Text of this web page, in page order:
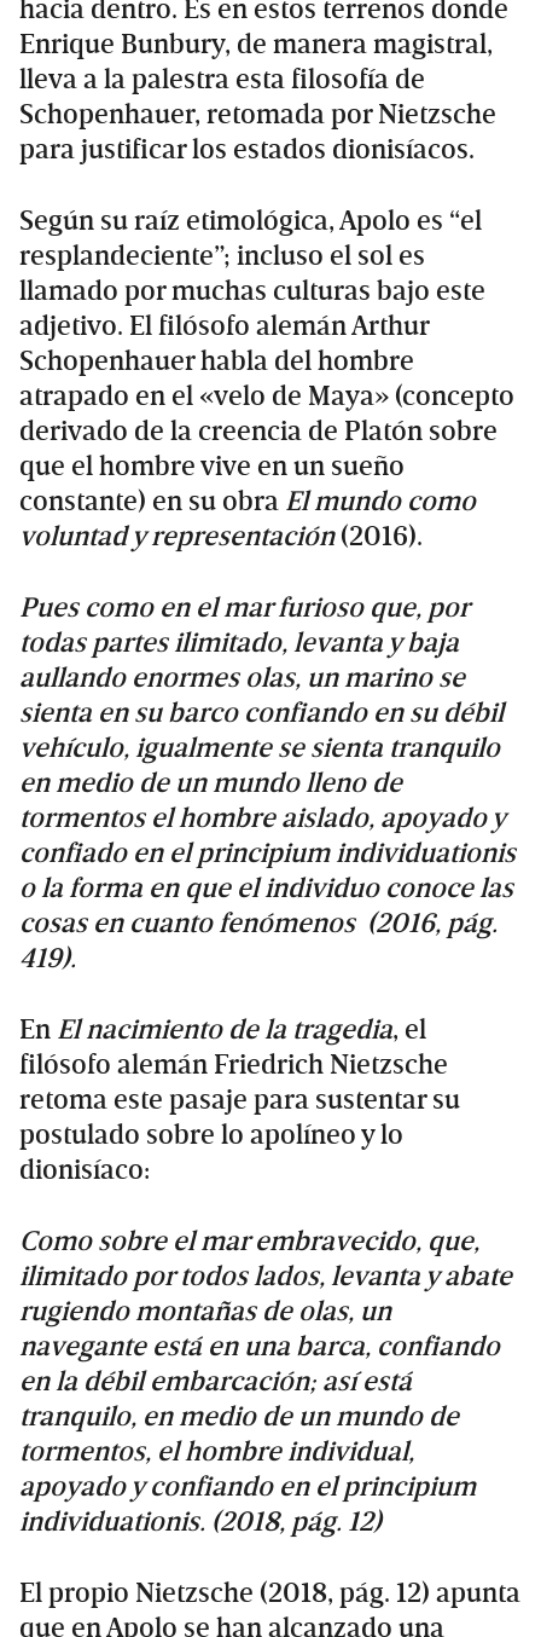
hacia dentro. Es en estos terrenos donde
Enrique Bunbury, de manera magistral,
lleva a la palestra esta filosofía de
Schopenhauer, retomada por Nietzsche
para justificar los estados dionisíacos.
Según su raíz etimológica, Apolo es “el
resplandeciente”; incluso el sol es
llamado por muchas culturas bajo este
adjetivo. El filósofo alemán Arthur
Schopenhauer habla del hombre
atrapado en el «velo de Maya» (concepto
derivado de la creencia de Platón sobre
que el hombre vive en un sueño
constante) en su obra El mundo como
voluntad y representación(2016).
Pues como en el mar furioso que, por
todas partes ilimitado, levanta y baja
aullando enormes olas, un marino se
sienta en su barco confiando en su débil
vehículo, igualmente se sienta tranquilo
en medio de un mundo lleno de
tormentos el hombre aislado, apoyado y
confiado en el principium individuationis
o la forma en que el individuo conoce las
cosas en cuanto fenómenos (2016, pág.
419).
En El nacimiento de la tragedia, el
filósofo alemán Friedrich Nietzsche
retoma este pasaje para sustentar su
postulado sobre lo apolíneo y lo
dionisíaco:
Como sobre el mar embravecido, que,
ilimitado por todos lados, levanta y abate
rugiendo montañas de olas, un
navegante está en una barca, confiando
en la débil embarcación; así está
tranquilo, en medio de un mundo de
tormentos, el hombre individual,
apoyado y confiando en el principium
individuationis. (2018, pág. 12)
El propio Nietzsche (2018, pág. 12) apunta
que en Apolo se han alcanzado una